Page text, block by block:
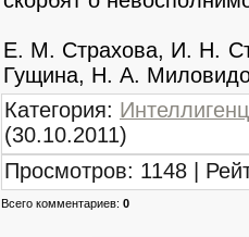
Е. М. Страхова, И. Н.
Гущина, Н. А.
Категория:
(30.10.2011)
Просмотров: 1148 |
Всего комментариев: 0